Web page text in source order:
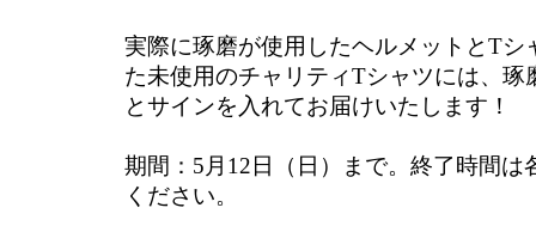
実際に琢磨が使用したヘルメットとTシ
た未使用のチャリティTシャツには、琢
とサインを入れてお届けいたします！
期間：5月12日（日）まで。終了時間は
ください。